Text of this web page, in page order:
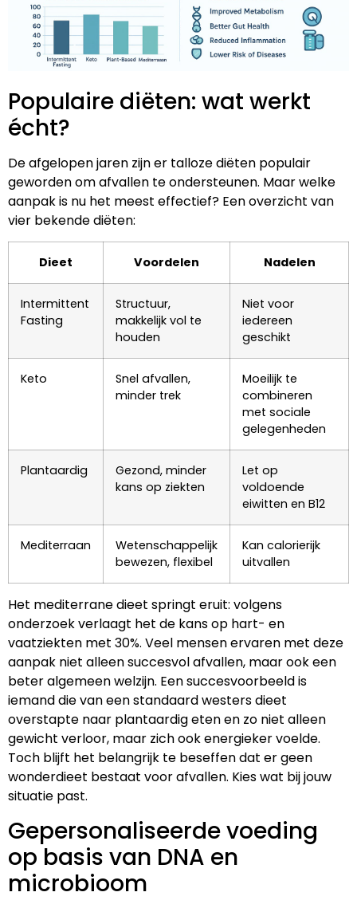
Populaire diëten: wat werkt
écht?
De afgelopen jaren zijn er talloze diëten populair
geworden om afvallen te ondersteunen. Maar welke
aanpak is nu het meest effectief? Een overzicht van
vier bekende diëten:
Dieet Voordelen Nadelen
Intermittent
Fasting
Structuur,
makkelijk vol te
houden
Niet voor
iedereen
geschikt
Keto
Snel afvallen,
minder trek
Moeilijk te
combineren
met sociale
gelegenheden
Plantaardig
Gezond, minder
kans op ziekten
Let op
voldoende
eiwitten en B12
Mediterraan
Wetenschappelijk
bewezen, flexibel
Kan calorierijk
uitvallen
Het mediterrane dieet springt eruit: volgens
onderzoek verlaagt het de kans op hart- en
vaatziekten met 30%. Veel mensen ervaren met deze
aanpak niet alleen succesvol afvallen, maar ook een
beter algemeen welzijn. Een succesvoorbeeld is
iemand die van een standaard westers dieet
overstapte naar plantaardig eten en zo niet alleen
gewicht verloor, maar zich ook energieker voelde.
Toch blijft het belangrijk te beseffen dat er geen
wonderdieet bestaat voor afvallen. Kies wat bij jouw
situatie past.
Gepersonaliseerde voeding
op basis van DNA en
microbioom